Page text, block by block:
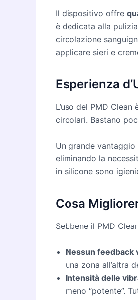
Il dispositivo offre
è dedicata alla
circolazione
applicare sieri e
Esperienza
L’uso del PMD
circolari. Bastano
Un grande vantaggio
eliminando la
in silicone sono
Cosa
Sebbene il PMD
Nessun feedback
una zona all’altra
Intensità delle
meno “potente”.